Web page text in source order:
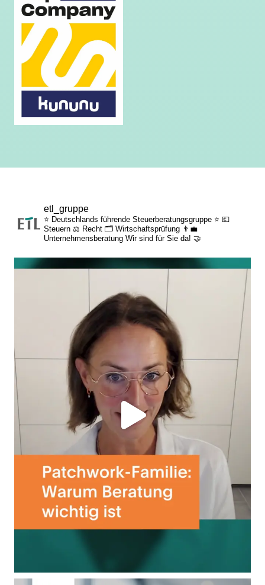
etl_gruppe
⭐ Deutschlands führende Steuerberatungsgruppe ⭐ 💶
Steuern ⚖️ Recht 🗂️ Wirtschaftsprüfung 👨‍💼
Unternehmensberatung Wir sind für Sie da! 🤝